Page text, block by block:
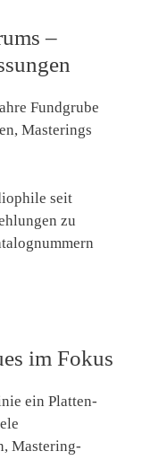
–
Fundgrube
Masterings
seit
zu
im Fokus
ein Platten-
Mastering-